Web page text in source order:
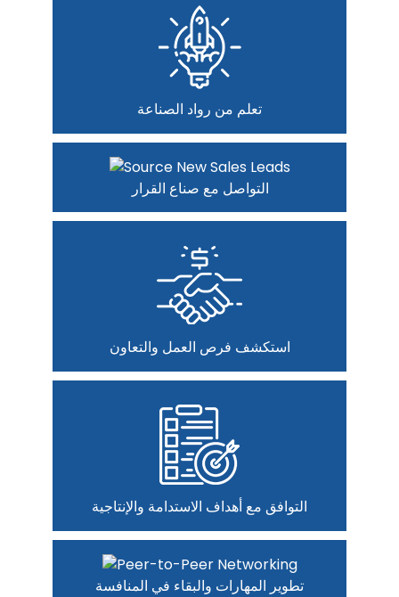
تعلم من رواد الصناعة
التواصل مع صناع القرار
استكشف فرص العمل والتعاون
التوافق مع أهداف الاستدامة والإنتاجية
تطوير المهارات والبقاء في المنافسة